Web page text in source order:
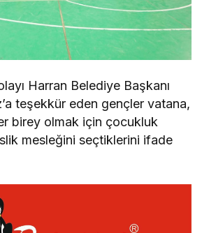
Harran Belediye Başkanı
teşekkür eden gençler vatana,
birey olmak için çocukluk
mesleğini seçtiklerini ifade